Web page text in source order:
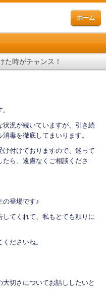
ホーム
時がチャンス！
況が続いていますが、引き続
毒を徹底してまいります。
付けておりますので、迷って
ら、遠慮なくご相談くださ
の登場です♪
てくれて、私もとても頼りに
ださいね。
切さについてお話ししたいと